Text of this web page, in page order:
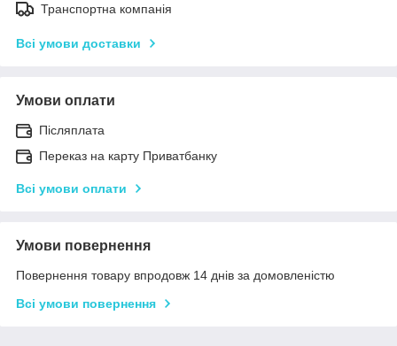
Транспортна компанія
Всі умови доставки
Умови оплати
Післяплата
Переказ на карту Приватбанку
Всі умови оплати
Умови повернення
Повернення товару впродовж 14 днів за домовленістю
Всі умови повернення